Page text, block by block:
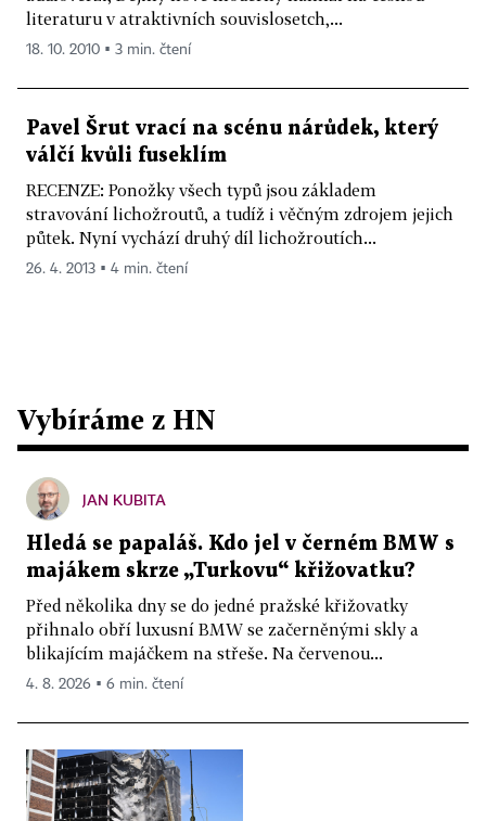
literaturu v atraktivních souvislosetch,...
18. 10. 2010 ▪ 3 min. čtení
Pavel Šrut vrací na scénu nárůdek, který
válčí kvůli fuseklím
RECENZE: Ponožky všech typů jsou základem
stravování lichožroutů, a tudíž i věčným zdrojem jejich
půtek. Nyní vychází druhý díl lichožroutích...
26. 4. 2013 ▪ 4 min. čtení
Vybíráme z HN
JAN KUBITA
Hledá se papaláš. Kdo jel v černém BMW s
majákem skrze „Turkovu“ křižovatku?
Před několika dny se do jedné pražské křižovatky
přihnalo obří luxusní BMW se začerněnými skly a
blikajícím majáčkem na střeše. Na červenou...
4. 8. 2026 ▪ 6 min. čtení